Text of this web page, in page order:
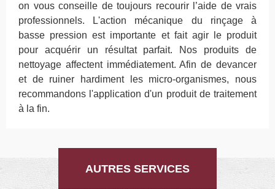
on vous conseille de toujours recourir l’aide de vrais
professionnels. L'action mécanique du rinçage à
basse pression est importante et fait agir le produit
pour acquérir un résultat parfait. Nos produits de
nettoyage affectent immédiatement. Afin de devancer
et de ruiner hardiment les micro-organismes, nous
recommandons l'application d'un produit de traitement
à la fin.
AUTRES SERVICES